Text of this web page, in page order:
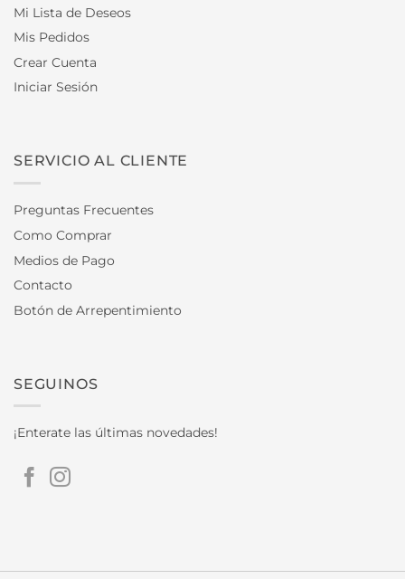
Mi Lista de Deseos
Mis Pedidos
Crear Cuenta
Iniciar Sesión
SERVICIO AL CLIENTE
Preguntas Frecuentes
Como Comprar
Medios de Pago
Contacto
Botón de Arrepentimiento
SEGUINOS
¡Enterate las últimas novedades!